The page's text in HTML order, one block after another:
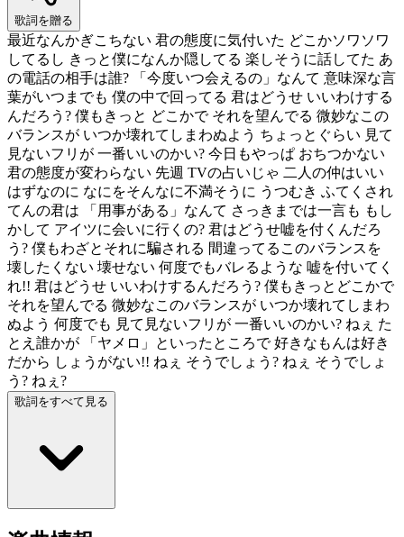
歌詞を贈る
最近なんかぎこちない 君の態度に気付いた どこかソワソワ
してるし きっと僕になんか隠してる 楽しそうに話してた あ
の電話の相手は誰? 「今度いつ会えるの」なんて 意味深な言
葉がいつまでも 僕の中で回ってる 君はどうせ いいわけする
んだろう? 僕もきっと どこかで それを望んでる 微妙なこの
バランスが いつか壊れてしまわぬよう ちょっとぐらい 見て
見ないフリが 一番いいのかい? 今日もやっぱ おちつかない
君の態度が変わらない 先週 TVの占いじゃ 二人の仲はいい
はずなのに なにをそんなに不満そうに うつむき ふてくされ
てんの君は 「用事がある」なんて さっきまでは一言も もし
かして アイツに会いに行くの? 君はどうせ嘘を付くんだろ
う? 僕もわざとそれに騙される 間違ってるこのバランスを
壊したくない 壊せない 何度でもバレるような 嘘を付いてく
れ!! 君はどうせ いいわけするんだろう? 僕もきっとどこかで
それを望んでる 微妙なこのバランスが いつか壊れてしまわ
ぬよう 何度でも 見て見ないフリが 一番いいのかい? ねぇ た
とえ誰かが 「ヤメロ」といったところで 好きなもんは好き
だから しょうがない!! ねぇ そうでしょう? ねぇ そうでしょ
う? ねぇ?
歌詞をすべて見る